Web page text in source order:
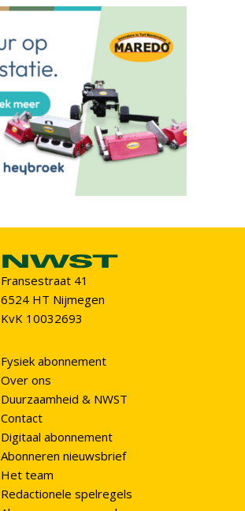
Fransestraat 41
6524 HT Nijmegen
KvK 10032693
Fysiek abonnement
Over ons
Duurzaamheid & NWST
Contact
Digitaal abonnement
Abonneren nieuwsbrief
Het team
Redactionele spelregels